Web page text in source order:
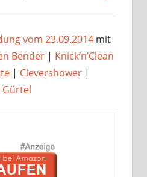
vom 23.09.2014 mit
Bender | Knick’n’Clean
| Clevershower |
Gürtel